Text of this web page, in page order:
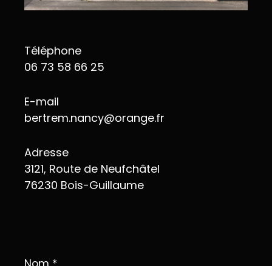
Téléphone
06 73 58 66 25
E-mail
bertrem.nancy@orange.fr
Adresse
3121, Route de Neufchâtel
76230 Bois-Guillaume
*